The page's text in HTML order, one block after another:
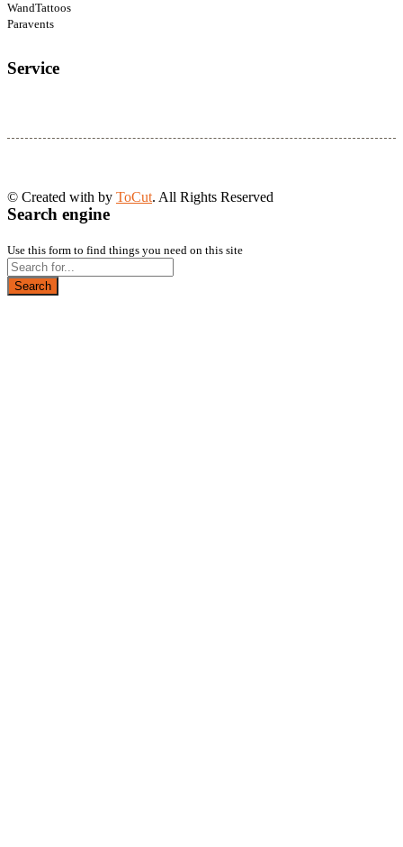
WandTattoos
Paravents
Service
© Created with by ToCut. All Rights Reserved
Search engine
Use this form to find things you need on this site
Search